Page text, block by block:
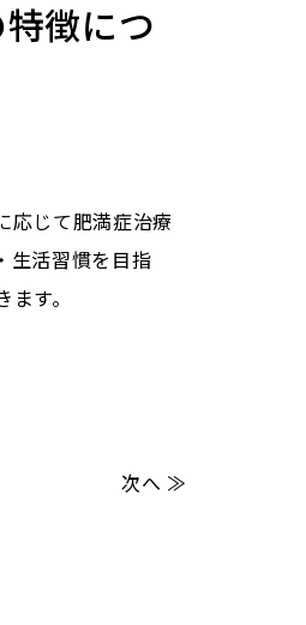
徴につ
応じて肥満症治療
生活習慣を目指
す。
次へ ≫